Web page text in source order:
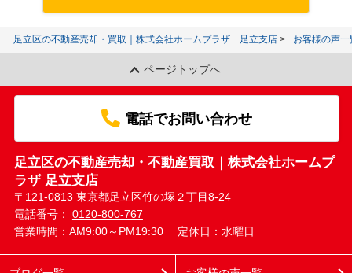
足立区の不動産売却・買取｜株式会社ホームプラザ 足立支店 お客様の声一
ページトップへ
電話でお問い合わせ
足立区の不動産売却・不動産買取｜株式会社ホームプ
ラザ 足立支店
〒121-0813 東京都足立区竹の塚２丁目8-24
電話番号： 0120-800-767
営業時間：AM9:00～PM19:30
定休日：水曜日